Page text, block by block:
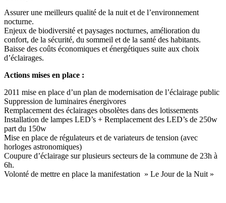
Assurer une meilleurs qualité de la nuit et de l’environnement
nocturne.
Enjeux de biodiversité et paysages nocturnes, amélioration du
confort, de la sécurité, du sommeil et de la santé des habitants.
Baisse des coûts économiques et énergétiques suite aux choix
d’éclairages.
Actions mises en place :
2011 mise en place d’un plan de modernisation de l’éclairage public
Suppression de luminaires énergivores
Remplacement des éclairages obsolètes dans des lotissements
Installation de lampes LED’s + Remplacement des LED’s de 250w
part du 150w
Mise en place de régulateurs et de variateurs de tension (avec
horloges astronomiques)
Coupure d’éclairage sur plusieurs secteurs de la commune de 23h à
6h.
Volonté de mettre en place la manifestation » Le Jour de la Nuit »